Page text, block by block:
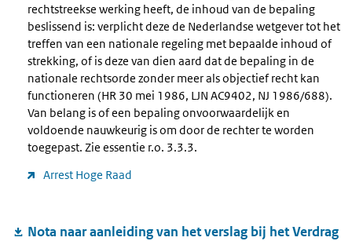
rechtstreekse werking heeft, de inhoud van de bepaling
beslissend is: verplicht deze de Nederlandse wetgever tot het
treffen van een nationale regeling met bepaalde inhoud of
strekking, of is deze van dien aard dat de bepaling in de
nationale rechtsorde zonder meer als objectief recht kan
functioneren (HR 30 mei 1986, LJN AC9402, NJ 1986/688).
Van belang is of een bepaling onvoorwaardelijk en
voldoende nauwkeurig is om door de rechter te worden
toegepast. Zie essentie r.o. 3.3.3.
Arrest Hoge Raad
Nota naar aanleiding van het verslag bij het Verdrag